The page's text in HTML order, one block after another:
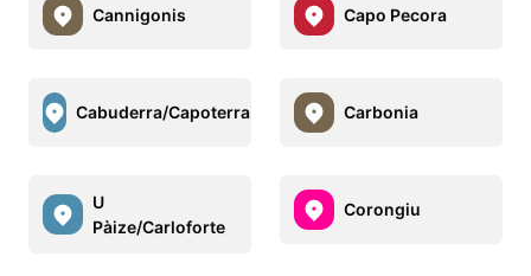
Cannigonis Capo Pecora
Cabuderra/Capoterra Carbonia
U
Pàize/Carloforte
Corongiu